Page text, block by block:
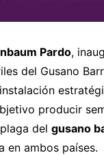
Pardo,
del Gusano
producir
del gusano
en ambos países.